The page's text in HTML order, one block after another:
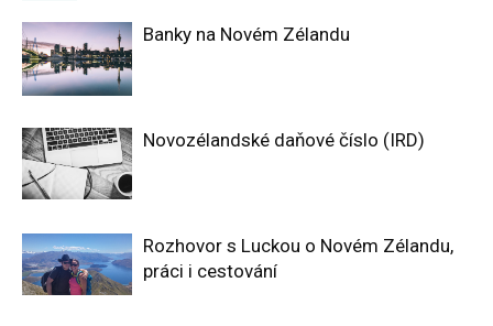
Banky na Novém Zélandu
Novozélandské daňové číslo (IRD)
Rozhovor s Luckou o Novém Zélandu,
práci i cestování